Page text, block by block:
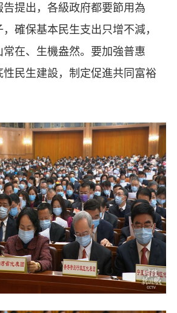
提出，各級政府都要節用為
確保基本民生支出只增不減，
在、生機盎然。要加強普惠
民生建設，制定促進共同富裕